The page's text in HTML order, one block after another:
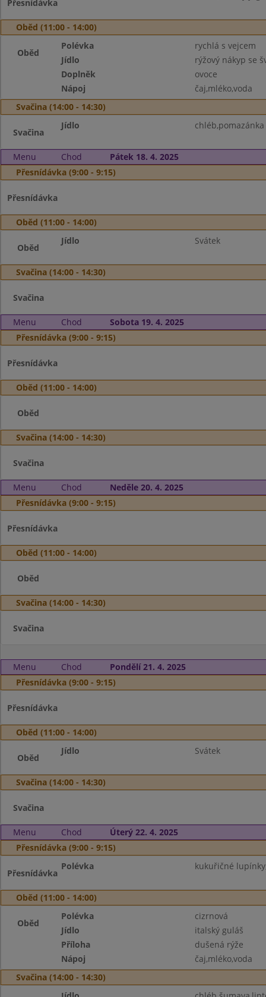
Přesnídávka
Oběd (11:00 - 14:00)
Oběd
Polévka
rychlá s vejcem
Jídlo
rýžový nákyp se
Doplněk
ovoce
Nápoj
čaj,mléko,voda
Svačina (14:00 - 14:30)
Svačina
Jídlo
Menu Chod
Pátek 18. 4. 2025
Přesnídávka (9:00 - 9:15)
Přesnídávka
Oběd (11:00 - 14:00)
Oběd
Jídlo Svátek
Svačina (14:00 - 14:30)
Svačina
Menu Chod
Sobota 19. 4. 2025
Přesnídávka (9:00 - 9:15)
Přesnídávka
Oběd (11:00 - 14:00)
Oběd
Svačina (14:00 - 14:30)
Svačina
Menu Chod
Neděle 20. 4. 2025
Přesnídávka (9:00 - 9:15)
Přesnídávka
Oběd (11:00 - 14:00)
Oběd
Svačina (14:00 - 14:30)
Svačina
Menu Chod
Pondělí 21. 4. 2025
Přesnídávka (9:00 - 9:15)
Přesnídávka
Oběd (11:00 - 14:00)
Oběd
Jídlo Svátek
Svačina (14:00 - 14:30)
Svačina
Menu Chod
Úterý 22. 4. 2025
Přesnídávka (9:00 - 9:15)
Přesnídávka
Polévka kukuřičné
Oběd (11:00 - 14:00)
Oběd
Polévka
cizrnová
Jídlo
italský guláš
Příloha
dušená rýže
Nápoj
čaj,mléko,voda
Svačina (14:00 - 14:30)